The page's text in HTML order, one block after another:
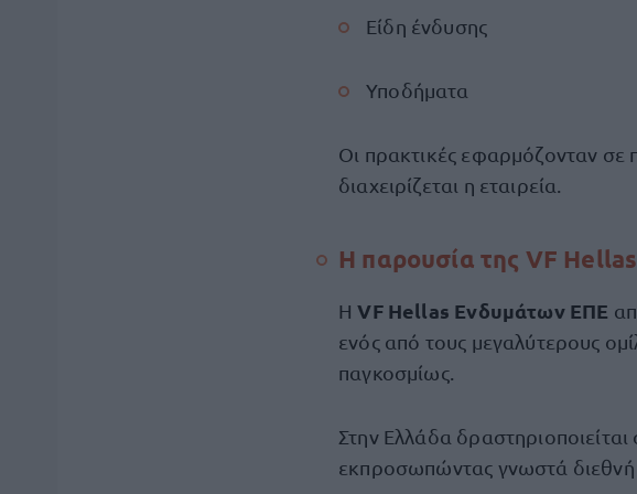
Είδη ένδυσης
Υποδήματα
Οι πρακτικές εφαρμόζονταν
διαχειρίζεται η εταιρεία.
Η παρουσία της VF
ΗVF Hellas Ενδυμάτων ΕΠΕ
ενός από τους μεγαλύτερους
παγκοσμίως.
Στην Ελλάδα
εκπροσωπώντας γνωστά